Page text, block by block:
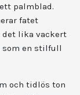
palmblad.
fatet
lika vackert
som en stilfull
och tidlös ton